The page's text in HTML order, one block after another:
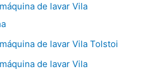
de lavar Vila
de lavar Vila Tolstoi
de lavar Vila